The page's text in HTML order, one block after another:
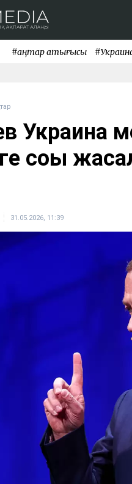
#қаңтар қақтығысы
Украина
соққы
31.05.2026, 11:39